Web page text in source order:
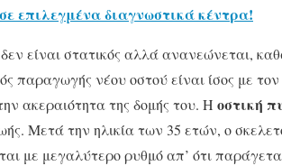
επιλεγμένα διαγνωστικά κέντρα!
δεν είναι στατικός αλλά ανανεώνεται,
παραγωγής νέου οστού είναι ίσος με
ακεραιότητα της δομής του. Η οστική
Μετά την ηλικία των 35 ετών, ο
με μεγαλύτερο ρυθμό απ’ ότι